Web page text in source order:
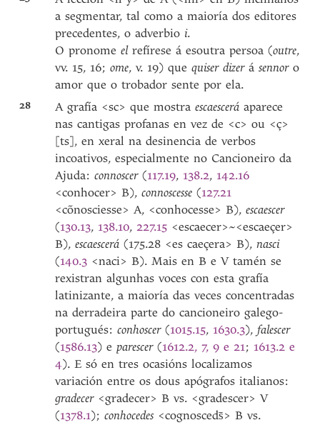
a segmentar, tal como a maioría dos editores
precedentes, o adverbio i.
O pronomeelrefírese á esoutra persoa (outre,
vv. 15, 16;ome, v. 19) quequiser dizerásennoro
amor que o trobador sente por ela.
28 A grafía <sc> que mostraescaescerá aparece
nas cantigas profanas en vez de <c> ou <ç>
[ts], en xeral na desinencia de verbos
incoativos, especialmente no Cancioneiro da
Ajuda:connoscer(117.19, 138.2, 142.16
<conhocer> B),connoscesse(127.21
<cõnosciesse> A, <conhocesse> B),escaescer
(130.13, 138.10, 227.15 <escaecer>~<escaeçer>
B),escaescerá(175.28 <es caeçera> B),nasci
(140.3 <naci> B). Mais en B e V tamén se
rexistran algunhas voces con esta grafía
latinizante, a maioría das veces concentradas
na derradeira parte do cancioneiro galego-
portugués:conhoscer(1015.15, 1630.3),falescer
(1586.13) eparescer(1612.2, 7, 9 e 21; 1613.2 e
4). E só en tres ocasións localizamos
variación entre os dous apógrafos italianos:
gradecer <gradecer> B vs. <gradescer> V
(1378.1);conhocedes <cognosceds̄> B vs.